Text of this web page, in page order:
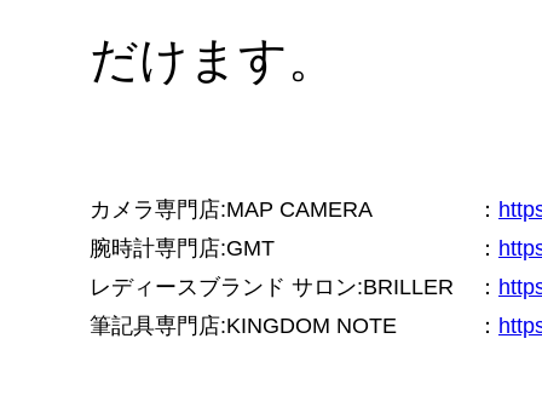
だけます。
カメラ専門店:MAP CAMERA ：
腕時計専門店:GMT
：
レディースブランド サロン:BRILLER
：
筆記具専門店:KINGDOM NOTE
：